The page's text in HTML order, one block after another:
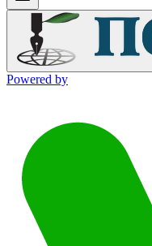
Powered by